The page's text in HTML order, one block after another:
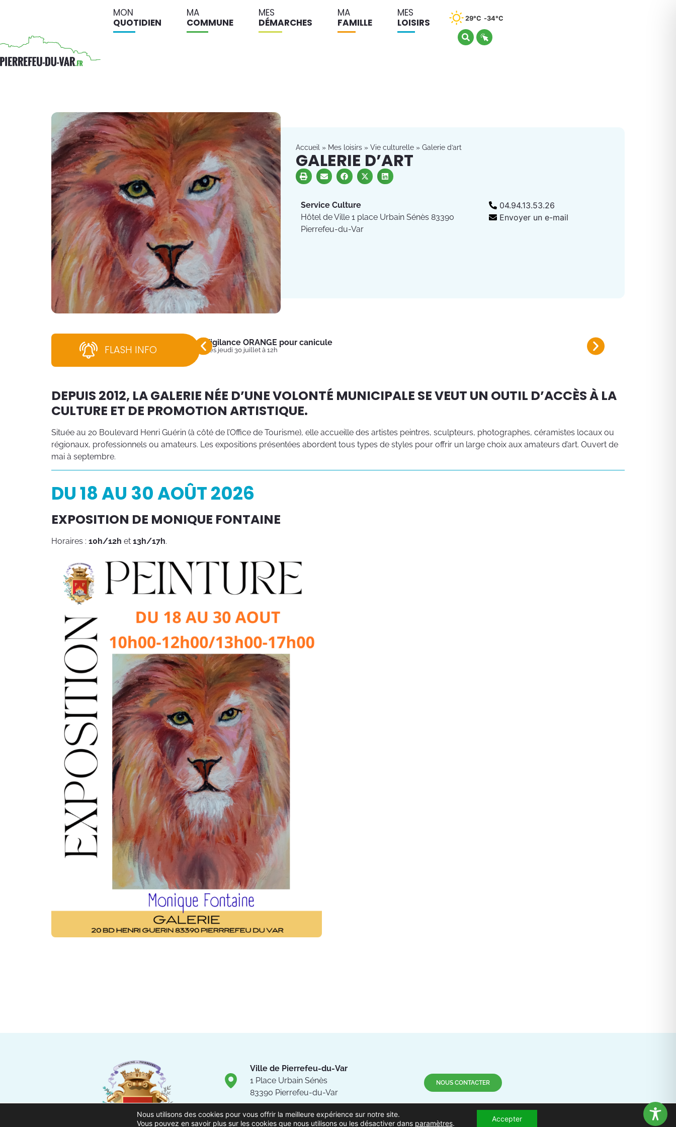
MON
QUOTIDIEN
MA
COMMUNE
MES
DÉMARCHES
MA
FAMILLE
MES
LOISIRS
29°C 34°C
Accueil » Mes loisirs » Vie culturelle » Galerie d’art
GALERIE D’ART
Service Culture
Hôtel de Ville 1 place Urbain Sénès 83390
Pierrefeu-du-Var
04.94.13.53.26
Envoyer un e-mail
FLASH INFO
Vigilance ORANGE pour canicule
Dès jeudi 30 juillet à 12h
Plan canicule 2026
Inscrivez-vous sur le registre
DEPUIS 2012, LA GALERIE NÉE D’UNE VOLONTÉ MUNICIPALE SE VEUT UN OUTIL D’ACCÈS À LA
CULTURE ET DE PROMOTION ARTISTIQUE.
Située au 20 Boulevard Henri Guérin (à côté de l’Office de Tourisme), elle accueille des artistes peintres, sculpteurs, photographes, céramistes locaux ou
régionaux, professionnels ou amateurs. Les expositions présentées abordent tous types de styles pour offrir un large choix aux amateurs d’art. Ouvert de
mai à septembre.
DU 18 AU 30 AOÛT 2026
EXPOSITION DE MONIQUE FONTAINE
Horaires : 10h/12h et 13h/17h.
Ville de Pierrefeu-du-Var
1 Place Urbain Sénès
83390 Pierrefeu-du-Var
04.94.13.53.13
NOUS CONTACTER
Nous utilisons des cookies pour vous offrir la meilleure expérience sur notre site.
Vous pouvez en savoir plus sur les cookies que nous utilisons ou les désactiver dans paramètres.
Accepter